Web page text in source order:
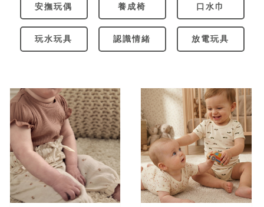
安撫玩偶 養成椅 口水巾
玩水玩具 認識情緒 放電玩具